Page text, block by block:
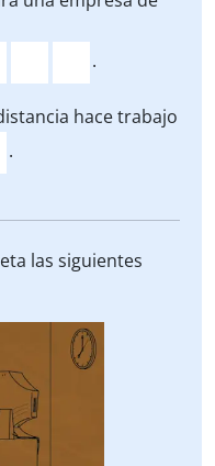
.
hace trabajo
.
las siguientes